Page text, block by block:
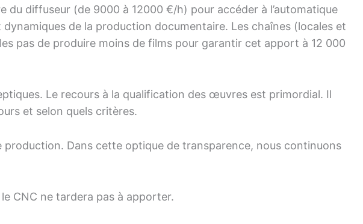
du diffuseur (de 9000 à 12000 €/h) pour accéder à l’automatique
de la production documentaire. Les chaînes (locales et
pas de produire moins de films pour garantir cet apport à 12 000
Le recours à la qualification des œuvres est primordial. Il
et selon quels critères.
Dans cette optique de transparence, nous continuons
CNC ne tardera pas à apporter.